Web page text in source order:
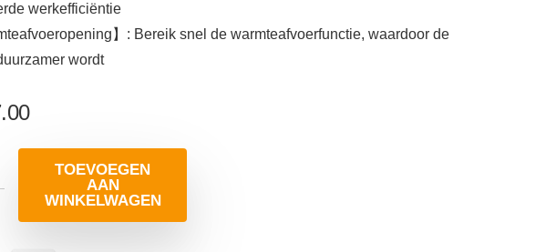
werkefficiëntie
】: Bereik snel de warmteafvoerfunctie, waardoor de
wordt
TOEVOEGEN
AAN
WINKELWAGEN